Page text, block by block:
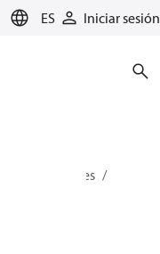
ES Iniciar sesión
heating
control valves